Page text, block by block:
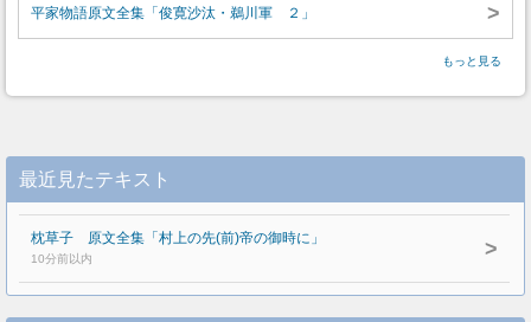
平家物語原文全集「俊寛沙汰・鵜川軍 ２」 >
もっと見る
最近見たテキスト
枕草子 原文全集「村上の先(前)帝の御時に」
10分前以内 >